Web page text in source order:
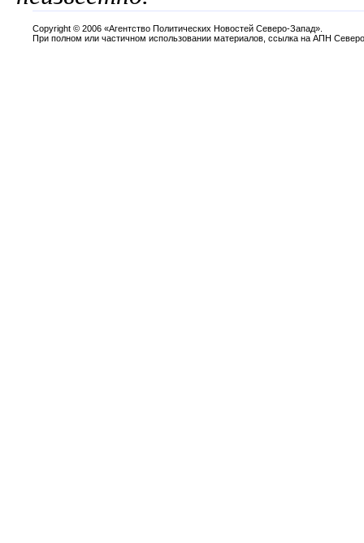
Copyright © 2006 «Агентство Политических Новостей Северо-Запад».
При полном или частичном использовании материалов, ссылка на АПН